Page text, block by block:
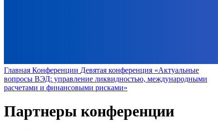
Главная Конференции Девятая конференция «Актуальные
вопросы ВЭД: управление ликвидностью, международными
расчетами и финансовыми рисками»
Партнеры конференции